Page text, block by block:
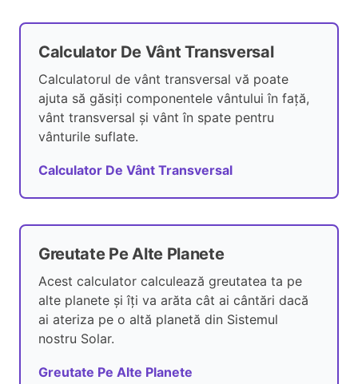
Calculator De Vânt Transversal
Calculatorul de vânt transversal vă poate
ajuta să găsiți componentele vântului în față,
vânt transversal și vânt în spate pentru
vânturile suflate.
Calculator De Vânt Transversal
Greutate Pe Alte Planete
Acest calculator calculează greutatea ta pe
alte planete și îți va arăta cât ai cântări dacă
ai ateriza pe o altă planetă din Sistemul
nostru Solar.
Greutate Pe Alte Planete